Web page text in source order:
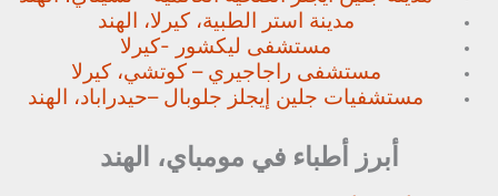
مدينة استر الطبية، كيرلا، الهند
مستشفى ليكشور -كيرلا
مستشفى راجاجيري – كوتشي، كيرلا
مستشفيات جلين إيجلز جلوبال –حيدراباد، الهند
أبرز أطباء في مومباي، الهند